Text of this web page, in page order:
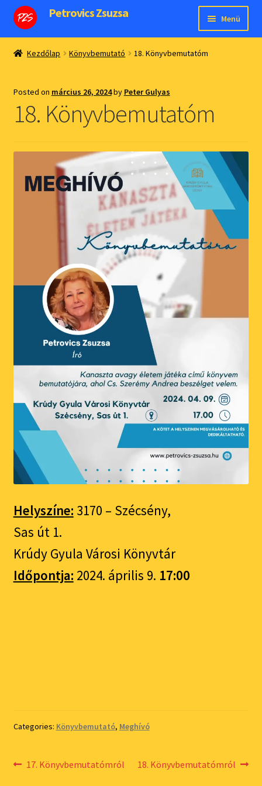
Ugrás
a
Kilépés
a
Petrovics Zsuzsa Menü
Magamról
Média megjelenéseim
ÁSZF
Expand
child
menu
Fiókom
Expand
child
menu
Kezdőlap Könyvbemutató 18. Könyvbemutatóm
Posted on március 26, 2024by Peter Gulyas
18. Könyvbemutatóm
Helyszíne: 3170 – Szécsény,
Sas út 1.
Krúdy Gyula Városi Könyvtár
Időpontja: 2024. április 9. 17:00
Categories: Könyvbemutató, Meghívó
Bejegyzés
Previous
17. Könyvbemutatómról
Next
18. Könyvbemutatómról